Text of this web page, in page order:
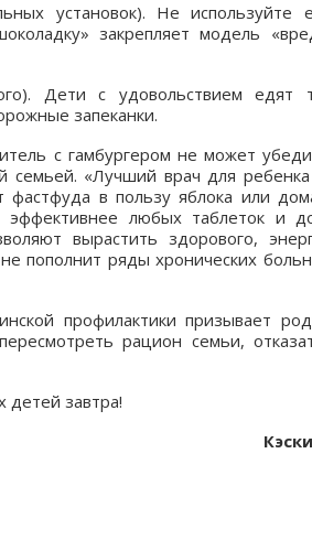
установок). Не используйте
закрепляет модель
Дети с удовольствием едят
запеканки.
с гамбургером не может
семьей. «Лучший врач для
фастфуда в пользу яблока или
любых таблеток и
вырастить здорового,
пополнит ряды хронических
профилактики призывает
рацион семьи,
детей завтра!